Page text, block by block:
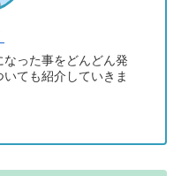
った事をどんどん発
ても紹介していきま